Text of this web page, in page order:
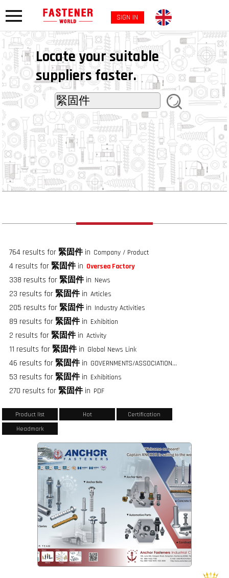
SIGN IN
Locate your suitable
suppliers faster.
764 results for 緊固件in Company / Product
4 results for 緊固件in Oversea Factory
338 results for 緊固件in News
23 results for 緊固件in Articles
205 results for 緊固件in Industry Activities
89 results for 緊固件in Exhibition
2 results for 緊固件in Activity
11 results for 緊固件in Global News Link
46 results for 緊固件in GOVERNMENTS/ASSOCIATIONS/FASTENER GROUPS
53 results for 緊固件in Exhibitions
270 results for 緊固件in PDF
Product list Hot
Certification
Headmark